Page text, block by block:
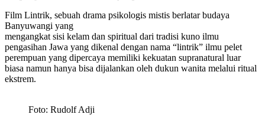
Film Lintrik, sebuah drama psikologis mistis berlatar budaya
Banyuwangi yang
mengangkat sisi kelam dan spiritual dari tradisi kuno ilmu
pengasihan Jawa yang dikenal dengan nama “lintrik” ilmu pelet
perempuan yang dipercaya memiliki kekuatan supranatural luar
biasa namun hanya bisa dijalankan oleh dukun wanita melalui ritual
ekstrem.
Foto: Rudolf Adji